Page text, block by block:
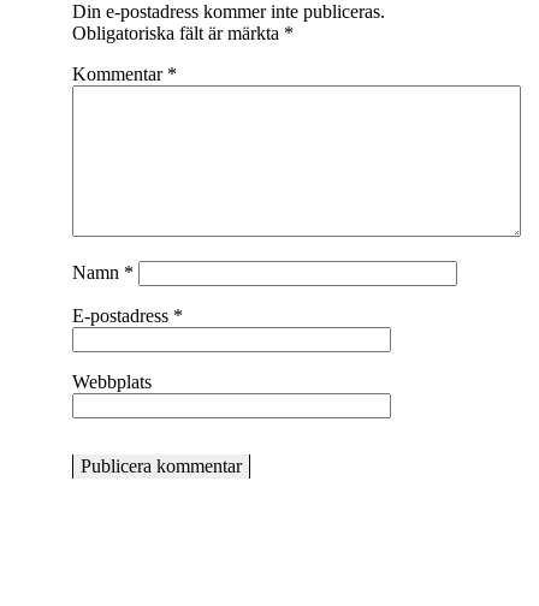
Din e-postadress kommer inte publiceras.
Obligatoriska fält är märkta *
Kommentar *
Namn *
E-postadress *
Webbplats